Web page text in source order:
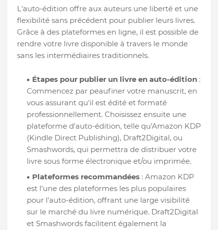
L'auto-édition offre aux auteurs une liberté et une
flexibilité sans précédent pour publier leurs livres.
Grâce à des plateformes en ligne, il est possible de
rendre votre livre disponible à travers le monde
sans les intermédiaires traditionnels.
Étapes pour publier un livre en auto-édition :
Commencez par peaufiner votre manuscrit, en
vous assurant qu'il est édité et formaté
professionnellement. Choisissez ensuite une
plateforme d'auto-édition, telle qu'Amazon KDP
(Kindle Direct Publishing), Draft2Digital, ou
Smashwords, qui permettra de distribuer votre
livre sous forme électronique et/ou imprimée.
Plateformes recommandées : Amazon KDP
est l'une des plateformes les plus populaires
pour l'auto-édition, offrant une large visibilité
sur le marché du livre numérique. Draft2Digital
et Smashwords facilitent également la